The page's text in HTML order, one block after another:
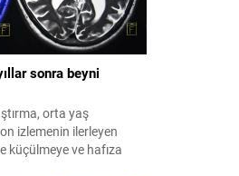
sonra beyni
orta yaş
izlemenin ilerleyen
küçülmeye ve hafıza